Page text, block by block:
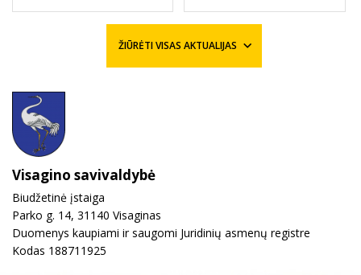
ŽIŪRĖTI VISAS AKTUALIJAS
Visagino savivaldybė
Biudžetinė įstaiga
Parko g. 14, 31140 Visaginas
Duomenys kaupiami ir saugomi Juridinių asmenų registre
Kodas 188711925